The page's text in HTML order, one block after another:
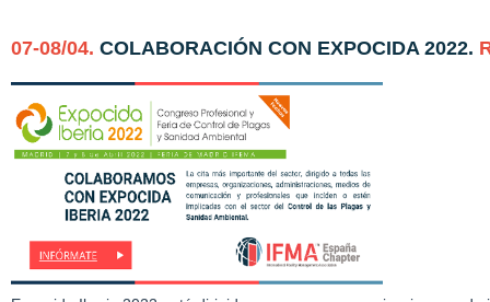
07-08/04. COLABORACIÓN CON EXPOCIDA 2022.